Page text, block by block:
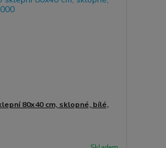
80x40 cm, sklopné, bílé,